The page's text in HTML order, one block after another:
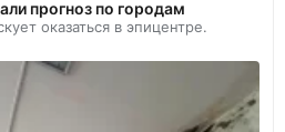
прогноз по городам
оказаться в эпицентре.